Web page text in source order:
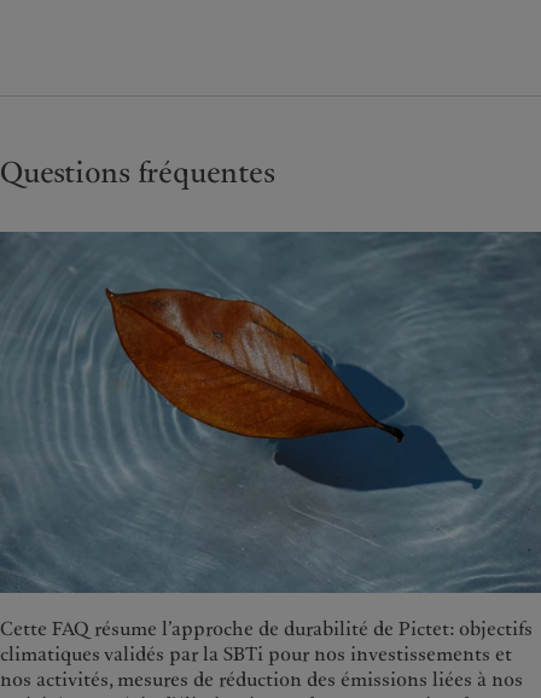
Questions fréquentes
Cette FAQ résume l’approche de durabilité de Pictet: objectifs
climatiques validés par la SBTi pour nos investissements et
nos activités, mesures de réduction des émissions liées à nos